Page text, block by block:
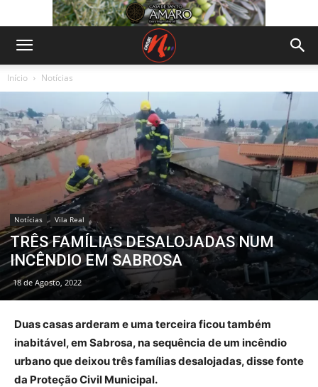
Início Notícias
Notícias Vila Real
TRÊS FAMÍLIAS DESALOJADAS NUM
INCÊNDIO EM SABROSA
18 de Agosto, 2022
Duas casas arderam e uma terceira ficou também
inabitável, em Sabrosa, na sequência de um incêndio
urbano que deixou três famílias desalojadas, disse fonte
da Proteção Civil Municipal.